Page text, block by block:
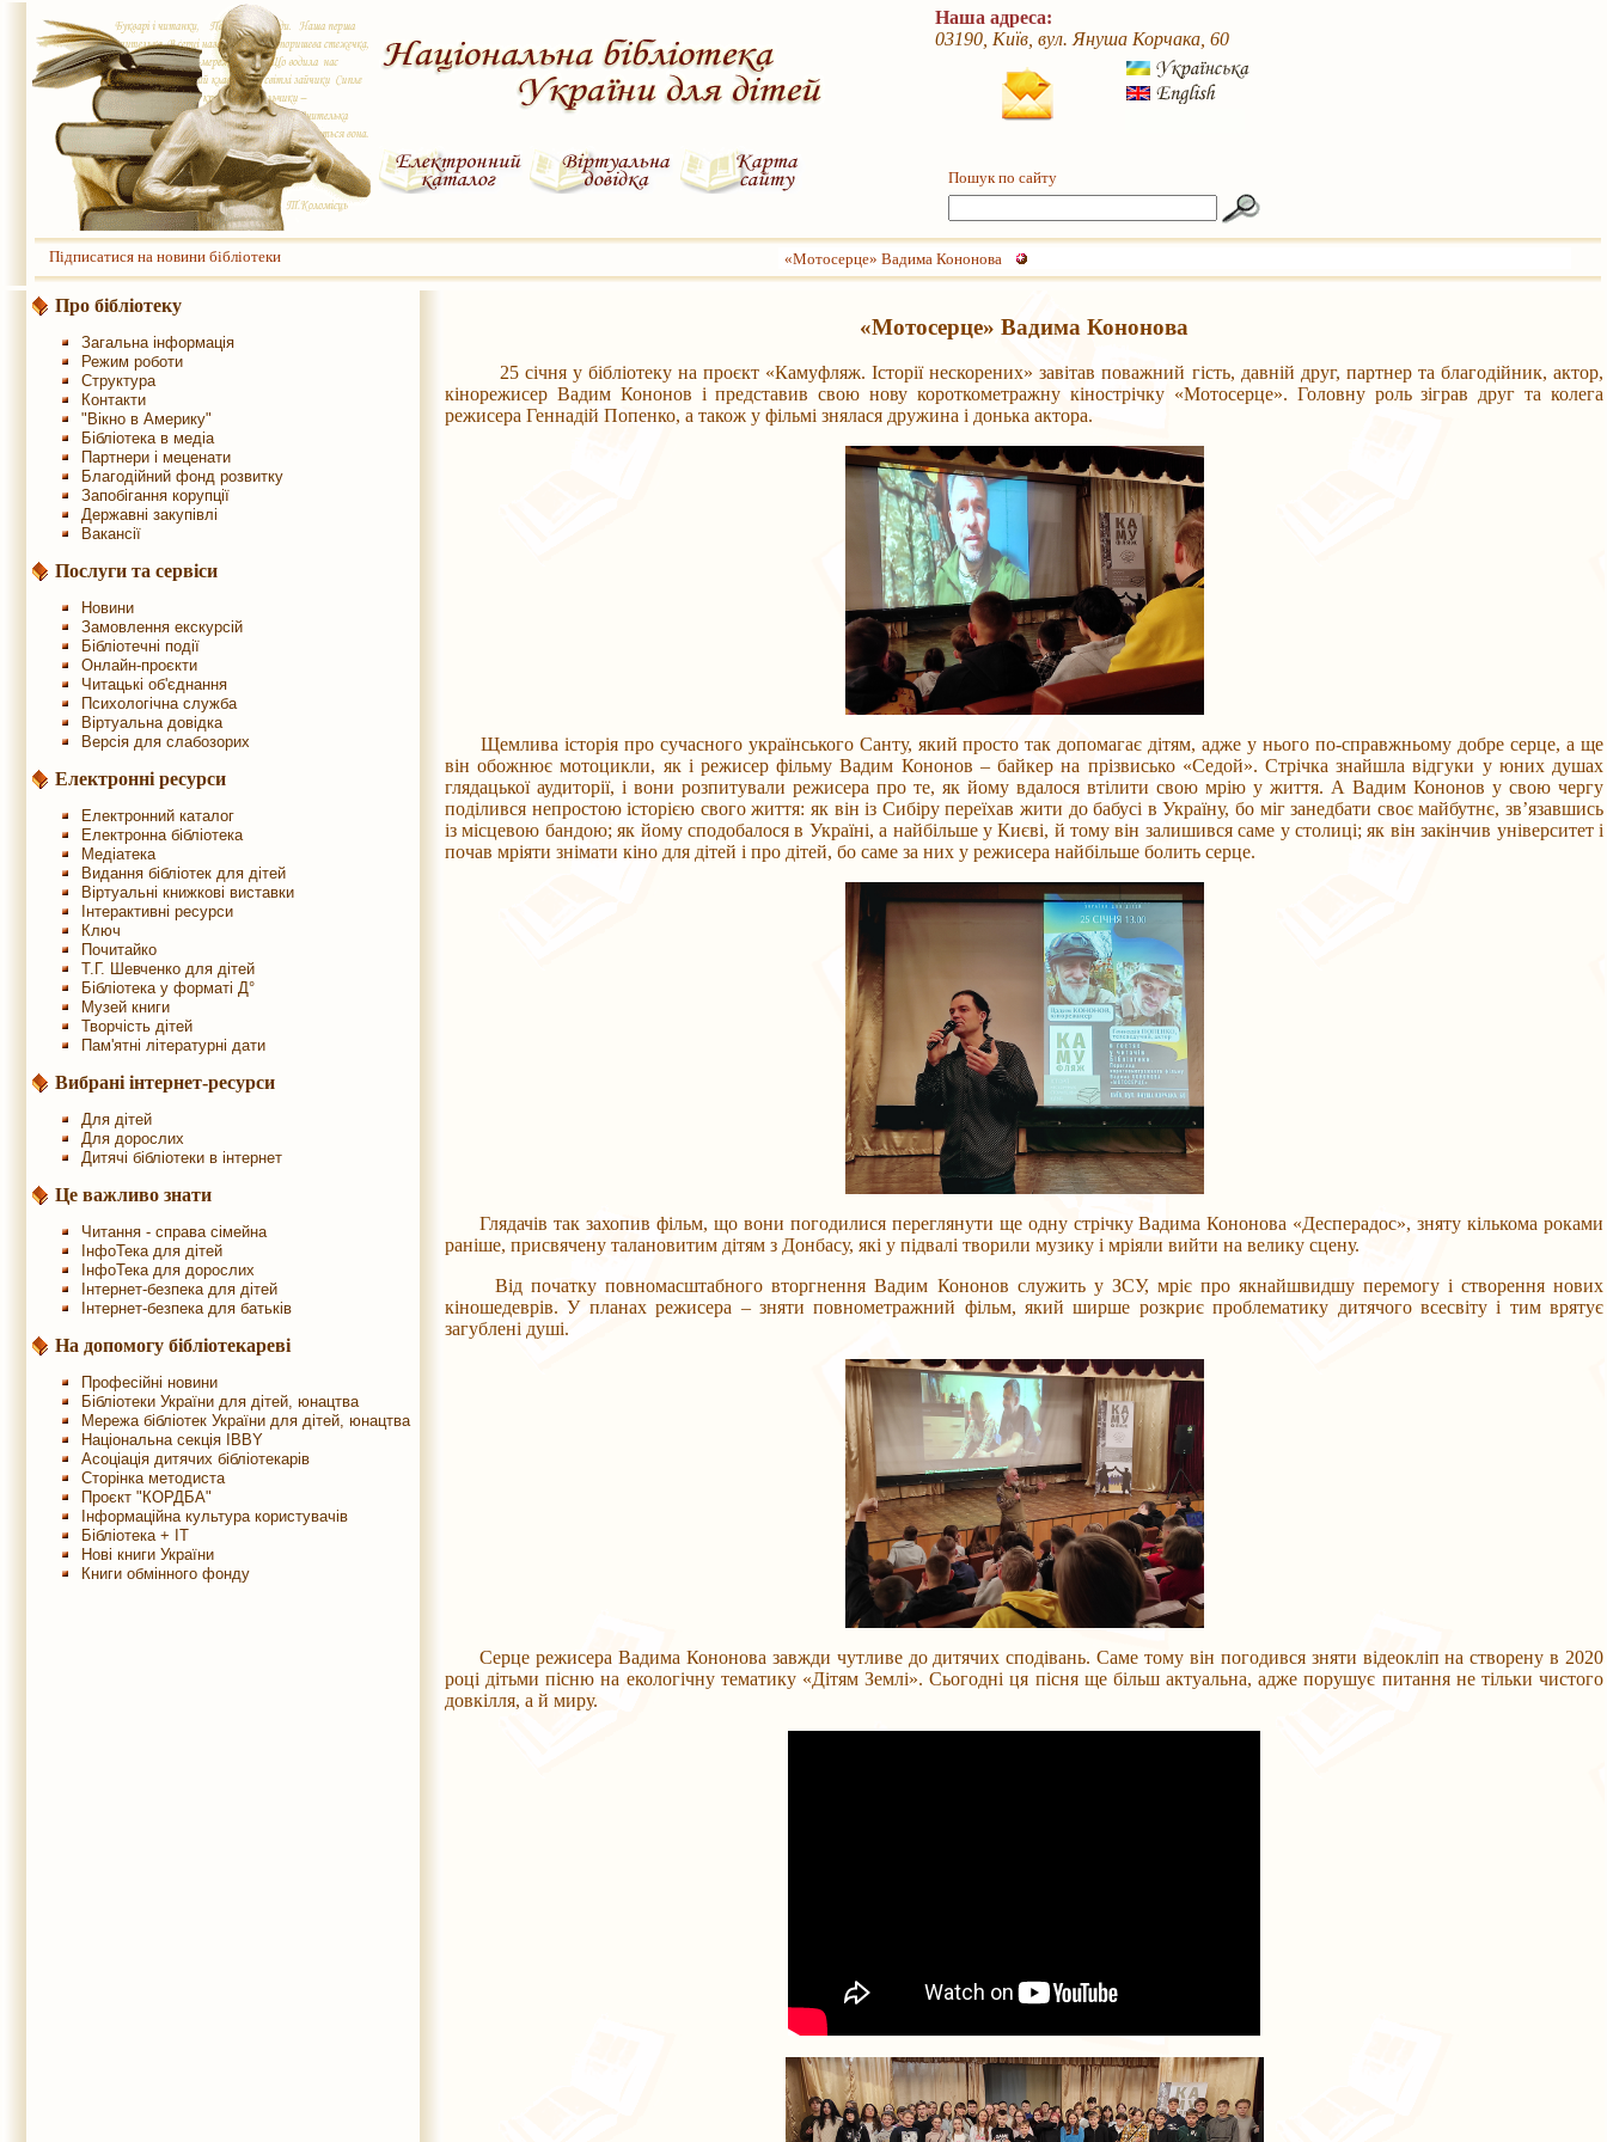
Наша адреса:
03190, Київ, вул. Януша Корчака, 60
Пошук по сайту
Підписатися на новини бібліотеки «Мотосерце» Вадима Кононова
Про бібліотеку
Загальна інформація
Режим роботи
Структура
Контакти
"Вікно в Америку"
Бібліотека в медіа
Партнери і меценати
Благодійний фонд розвитку
Запобігання корупції
Державні закупівлі
Вакансії
Послуги та сервіси
Новини
Замовлення екскурсій
Бібліотечні події
Онлайн-проєкти
Читацькі об'єднання
Психологічна служба
Віртуальна довідка
Версія для слабозорих
Електронні ресурси
Електронний каталог
Електронна бібліотека
Медіатека
Видання бібліотек для дітей
Віртуальні книжкові виставки
Інтерактивні ресурси
Ключ
Почитайко
Т.Г. Шевченко для дітей
Бібліотека у форматі Д°
Музей книги
Творчість дітей
Пам'ятні літературні дати
Вибрані інтернет-ресурси
Для дітей
Для дорослих
Дитячі бібліотеки в інтернет
Це важливо знати
Читання - справа сімейна
ІнфоТека для дітей
ІнфоТека для дорослих
Інтернет-безпека для дітей
Інтернет-безпека для батьків
На допомогу бібліотекареві
Професійні новини
Бібліотеки України для дітей, юнацтва
Мережа бібліотек України для дітей, юнацтва
Національна секція IBBY
Асоціація дитячих бібліотекарів
Сторінка методиста
Проєкт "КОРДБА"
Інформаційна культура користувачів
Бібліотека + IT
Нові книги України
Книги обмінного фонду
«Мотосерце» Вадима Кононова
25 січня у бібліотеку на проєкт «Камуфляж. Історії нескорених» завітав поважний гість, давній друг, партнер та благодійник, актор,
кінорежисер Вадим Кононов і представив свою нову короткометражну кінострічку «Мотосерце». Головну роль зіграв друг та колега
режисера Геннадій Попенко, а також у фільмі знялася дружина і донька актора.
Щемлива історія про сучасного українського Санту, який просто так допомагає дітям, адже у нього по-справжньому добре серце, а ще
він обожнює мотоцикли, як і режисер фільму Вадим Кононов – байкер на прізвисько «Седой». Стрічка знайшла відгуки у юних душах
глядацької аудиторії, і вони розпитували режисера про те, як йому вдалося втілити свою мрію у життя. А Вадим Кононов у свою чергу
поділився непростою історією свого життя: як він із Сибіру переїхав жити до бабусі в Україну, бо міг занедбати своє майбутнє, зв’язавшись
із місцевою бандою; як йому сподобалося в Україні, а найбільше у Києві, й тому він залишився саме у столиці; як він закінчив університет і
почав мріяти знімати кіно для дітей і про дітей, бо саме за них у режисера найбільше болить серце.
Глядачів так захопив фільм, що вони погодилися переглянути ще одну стрічку Вадима Кононова «Десперадос», зняту кількома роками
раніше, присвячену талановитим дітям з Донбасу, які у підвалі творили музику і мріяли вийти на велику сцену.
Від початку повномасштабного вторгнення Вадим Кононов служить у ЗСУ, мріє про якнайшвидшу перемогу і створення нових
кіношедеврів. У планах режисера – зняти повнометражний фільм, який ширше розкриє проблематику дитячого всесвіту і тим врятує
загублені душі.
Серце режисера Вадима Кононова завжди чутливе до дитячих сподівань. Саме тому він погодився зняти відеокліп на створену в 2020
році дітьми пісню на екологічну тематику «Дітям Землі». Сьогодні ця пісня ще більш актуальна, адже порушує питання не тільки чистого
довкілля, а й миру.